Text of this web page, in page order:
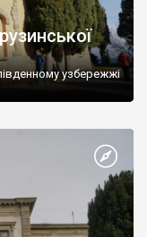
узбережжі